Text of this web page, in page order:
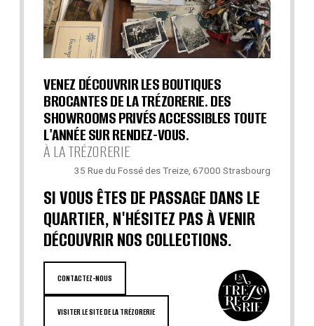
VENEZ DÉCOUVRIR LES BOUTIQUES
BROCANTES DE LA TRÉZORERIE. DES
SHOWROOMS PRIVÉS ACCESSIBLES TOUTE
L'ANNÉE SUR RENDEZ-VOUS.
À LA TRÉZORERIE
35 Rue du Fossé des Treize, 67000 Strasbourg
SI VOUS ÊTES DE PASSAGE DANS LE
QUARTIER, N'HÉSITEZ PAS À VENIR
DÉCOUVRIR NOS COLLECTIONS.
CONTACTEZ-NOUS
VISITER LE SITE DE LA TRÉZORERIE